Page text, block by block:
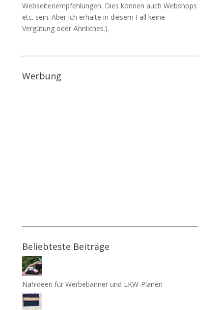
Webseitenempfehlungen. Dies können auch Webshops
etc. sein. Aber ich erhalte in diesem Fall keine
Vergütung oder Ähnliches.).
Werbung
Beliebteste Beiträge
Nähideen für Werbebanner und LKW-Planen